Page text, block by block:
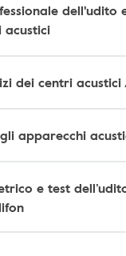
dell'udito
acustici
dei centri acustici
apparecchi
e test